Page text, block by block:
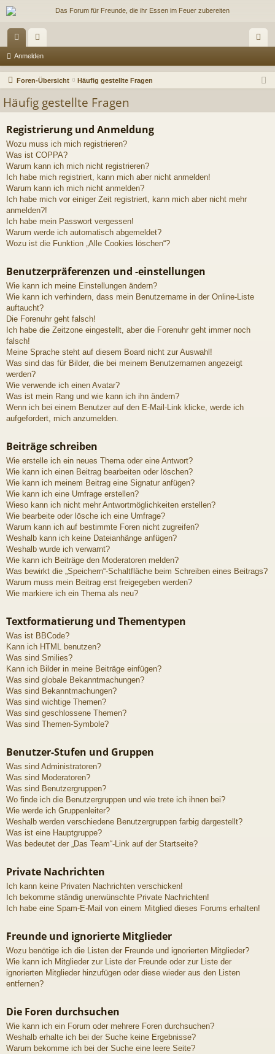
or
en
itg
lie
r
m
de
Anmelden
Foren-Übersicht Häufig gestellte Fragen
Häufig gestellte Fragen
Registrierung und Anmeldung
Wozu muss ich mich registrieren?
Was ist COPPA?
Warum kann ich mich nicht registrieren?
Ich habe mich registriert, kann mich aber nicht anmelden!
Warum kann ich mich nicht anmelden?
Ich habe mich vor einiger Zeit registriert, kann mich aber nicht mehr
anmelden?!
Ich habe mein Passwort vergessen!
Warum werde ich automatisch abgemeldet?
Wozu ist die Funktion „Alle Cookies löschen“?
Benutzerpräferenzen und -einstellungen
Wie kann ich meine Einstellungen ändern?
Wie kann ich verhindern, dass mein Benutzername in der Online-Liste
auftaucht?
Die Forenuhr geht falsch!
Ich habe die Zeitzone eingestellt, aber die Forenuhr geht immer noch
falsch!
Meine Sprache steht auf diesem Board nicht zur Auswahl!
Was sind das für Bilder, die bei meinem Benutzernamen angezeigt
werden?
Wie verwende ich einen Avatar?
Was ist mein Rang und wie kann ich ihn ändern?
Wenn ich bei einem Benutzer auf den E-Mail-Link klicke, werde ich
aufgefordert, mich anzumelden.
Beiträge schreiben
Wie erstelle ich ein neues Thema oder eine Antwort?
Wie kann ich einen Beitrag bearbeiten oder löschen?
Wie kann ich meinem Beitrag eine Signatur anfügen?
Wie kann ich eine Umfrage erstellen?
Wieso kann ich nicht mehr Antwortmöglichkeiten erstellen?
Wie bearbeite oder lösche ich eine Umfrage?
Warum kann ich auf bestimmte Foren nicht zugreifen?
Weshalb kann ich keine Dateianhänge anfügen?
Weshalb wurde ich verwarnt?
Wie kann ich Beiträge den Moderatoren melden?
Was bewirkt die „Speichern“-Schaltfläche beim Schreiben eines Beitrags?
Warum muss mein Beitrag erst freigegeben werden?
Wie markiere ich ein Thema als neu?
Textformatierung und Thementypen
Was ist BBCode?
Kann ich HTML benutzen?
Was sind Smilies?
Kann ich Bilder in meine Beiträge einfügen?
Was sind globale Bekanntmachungen?
Was sind Bekanntmachungen?
Was sind wichtige Themen?
Was sind geschlossene Themen?
Was sind Themen-Symbole?
Benutzer-Stufen und Gruppen
Was sind Administratoren?
Was sind Moderatoren?
Was sind Benutzergruppen?
Wo finde ich die Benutzergruppen und wie trete ich ihnen bei?
Wie werde ich Gruppenleiter?
Weshalb werden verschiedene Benutzergruppen farbig dargestellt?
Was ist eine Hauptgruppe?
Was bedeutet der „Das Team“-Link auf der Startseite?
Private Nachrichten
Ich kann keine Privaten Nachrichten verschicken!
Ich bekomme ständig unerwünschte Private Nachrichten!
Ich habe eine Spam-E-Mail von einem Mitglied dieses Forums erhalten!
Freunde und ignorierte Mitglieder
Wozu benötige ich die Listen der Freunde und ignorierten Mitglieder?
Wie kann ich Mitglieder zur Liste der Freunde oder zur Liste der
ignorierten Mitglieder hinzufügen oder diese wieder aus den Listen
entfernen?
Die Foren durchsuchen
Wie kann ich ein Forum oder mehrere Foren durchsuchen?
Weshalb erhalte ich bei der Suche keine Ergebnisse?
Warum bekomme ich bei der Suche eine leere Seite?